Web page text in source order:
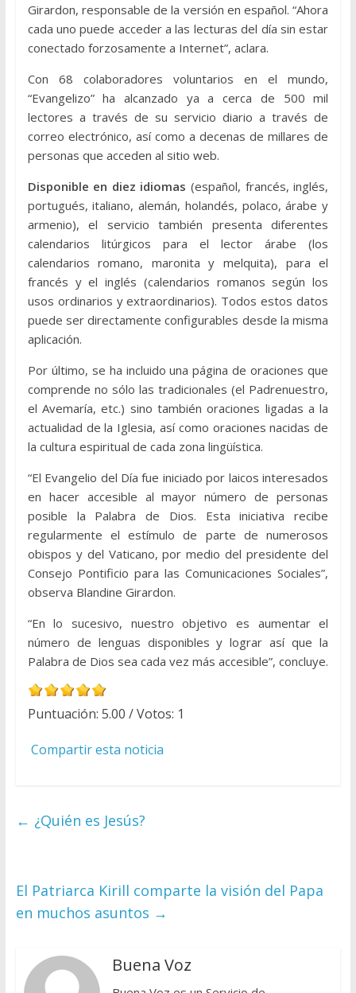
Girardon, responsable de la versión en español. “Ahora
cada uno puede acceder a las lecturas del día sin estar
conectado forzosamente a Internet”, aclara.
Con 68 colaboradores voluntarios en el mundo,
“Evangelizo” ha alcanzado ya a cerca de 500 mil
lectores a través de su servicio diario a través de
correo electrónico, así como a decenas de millares de
personas que acceden al sitio web.
Disponible en diez idiomas(español, francés, inglés,
portugués, italiano, alemán, holandés, polaco, árabe y
armenio), el servicio también presenta diferentes
calendarios litúrgicos para el lector árabe (los
calendarios romano, maronita y melquita), para el
francés y el inglés (calendarios romanos según los
usos ordinarios y extraordinarios). Todos estos datos
puede ser directamente configurables desde la misma
aplicación.
Por último, se ha incluido una página de oraciones que
comprende no sólo las tradicionales (el Padrenuestro,
el Avemaría, etc.) sino también oraciones ligadas a la
actualidad de la Iglesia, así como oraciones nacidas de
la cultura espiritual de cada zona lingüística.
“El Evangelio del Día fue iniciado por laicos interesados
en hacer accesible al mayor número de personas
posible la Palabra de Dios. Esta iniciativa recibe
regularmente el estímulo de parte de numerosos
obispos y del Vaticano, por medio del presidente del
Consejo Pontificio para las Comunicaciones Sociales”,
observa Blandine Girardon.
“En lo sucesivo, nuestro objetivo es aumentar el
número de lenguas disponibles y lograr así que la
Palabra de Dios sea cada vez más accesible”, concluye.
Puntuación: 5.00 / Votos: 1
Compartir esta noticia
← ¿Quién es Jesús?
El Patriarca Kirill comparte la visión del Papa
en muchos asuntos →
Buena Voz